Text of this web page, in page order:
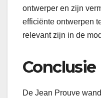
ontwerper en zijn
efficiënte ontwerpen
relevant zijn in de
Conclusie
De Jean Prouve